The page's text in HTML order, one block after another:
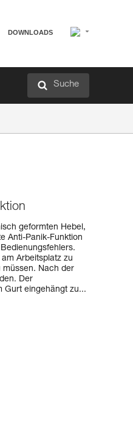
DOWNLOADS
Suche
geformten Hebel,
Anti-Panik-Funktion
Arbeitsplatz zu
müssen. Nach der
Der
Gurt eingehängt zu...